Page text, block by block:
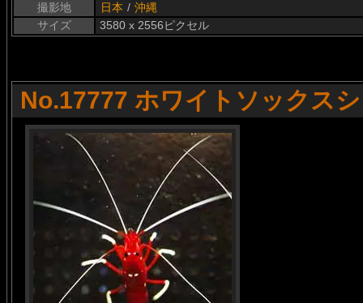
撮影地
日本 / 沖縄
サイズ
3580 x 2556ピクセル
No.17777 ホワイトソックス